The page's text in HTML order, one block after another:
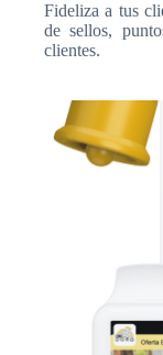
Fideliza a tus
de sellos,
clientes.